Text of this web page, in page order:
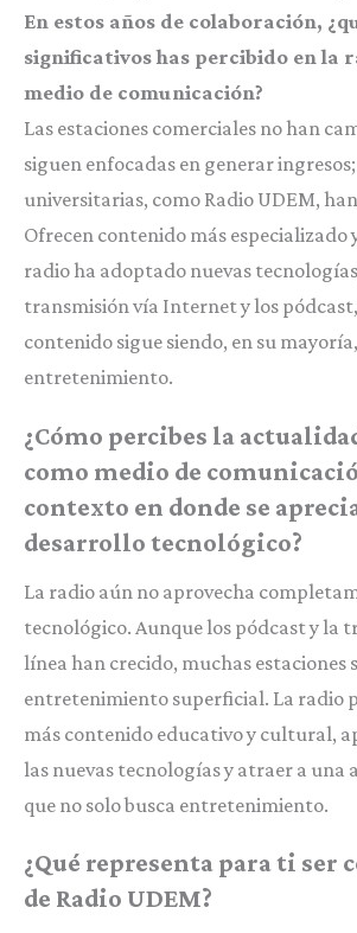
En estos años de colaboración,
significativos has percibido en la
medio de comunicación?
Las estaciones comerciales no han
siguen enfocadas en generar
universitarias, como Radio UDEM,
Ofrecen contenido más especializado
radio ha adoptado nuevas
transmisión vía Internet y los
contenido sigue siendo, en su mayoría,
entretenimiento.
¿Cómo percibes la
como medio de
contexto en donde se
desarrollo tecnológico?
La radio aún no aprovecha
tecnológico. Aunque los pódcast y la
línea han crecido, muchas estaciones
entretenimiento superficial. La radio
más contenido educativo y cultural,
las nuevas tecnologías y atraer a una
que no solo busca entretenimiento.
¿Qué representa para ti ser
de Radio UDEM?